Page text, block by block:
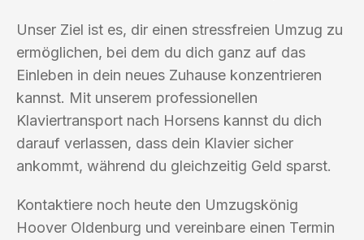
Unser Ziel ist es, dir einen stressfreien Umzug zu
ermöglichen, bei dem du dich ganz auf das
Einleben in dein neues Zuhause konzentrieren
kannst. Mit unserem professionellen
Klaviertransport nach Horsens kannst du dich
darauf verlassen, dass dein Klavier sicher
ankommt, während du gleichzeitig Geld sparst.
Kontaktiere noch heute den Umzugskönig
Hoover Oldenburg und vereinbare einen Termin